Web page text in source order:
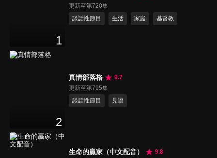
1
更新至第720集
談話性節目
生活 家庭 基督教
2
真情部落格
9.7
更新至第795集
談話性節目
見證
生命的贏家（中文配音）
9.8